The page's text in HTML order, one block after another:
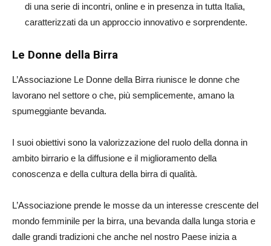
di una serie di incontri, online e in presenza in tutta Italia,
caratterizzati da un approccio innovativo e sorprendente.
Le Donne della Birra
L’Associazione Le Donne della Birra riunisce le donne che
lavorano nel settore o che, più semplicemente, amano la
spumeggiante bevanda.
I suoi obiettivi sono la valorizzazione del ruolo della donna in
ambito birrario e la diffusione e il miglioramento della
conoscenza e della cultura della birra di qualità.
L’Associazione prende le mosse da un interesse crescente del
mondo femminile per la birra, una bevanda dalla lunga storia e
dalle grandi tradizioni che anche nel nostro Paese inizia a